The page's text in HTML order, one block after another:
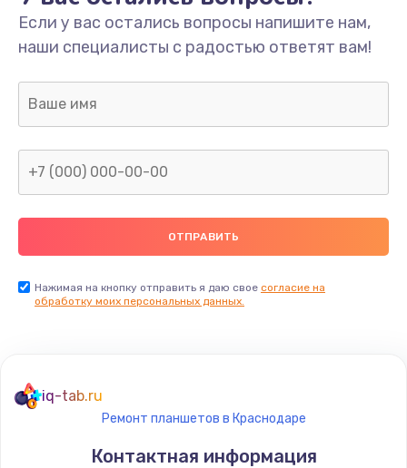
Заказать
Ремонт предварительных цепей усиления (для
активных сабвуферов)
Ремонт после залития
Заказать
1400 руб.
Если у вас остались вопросы напишите нам,
наши специалисты с радостью ответят вам!
Нажимая на кнопку отправить я даю свое согласие на
обработку моих персональных данных.
iq-tab.ru
Ремонт планшетов в Краснодаре
Контактная информация